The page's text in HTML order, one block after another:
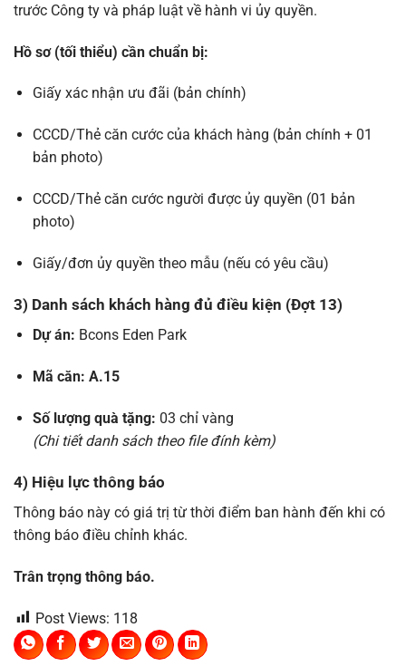
trước Công ty và pháp luật về hành vi ủy quyền.
Hồ sơ (tối thiểu) cần chuẩn bị:
Giấy xác nhận ưu đãi (bản chính)
CCCD/Thẻ căn cước của khách hàng (bản chính + 01
bản photo)
CCCD/Thẻ căn cước người được ủy quyền (01 bản
photo)
Giấy/đơn ủy quyền theo mẫu (nếu có yêu cầu)
3) Danh sách khách hàng đủ điều kiện (Đợt 13)
Dự án: Bcons Eden Park
Mã căn: A.15
Số lượng quà tặng: 03 chỉ vàng
(Chi tiết danh sách theo file đính kèm)
4) Hiệu lực thông báo
Thông báo này có giá trị từ thời điểm ban hành đến khi có
thông báo điều chỉnh khác.
Trân trọng thông báo.
Post Views: 118